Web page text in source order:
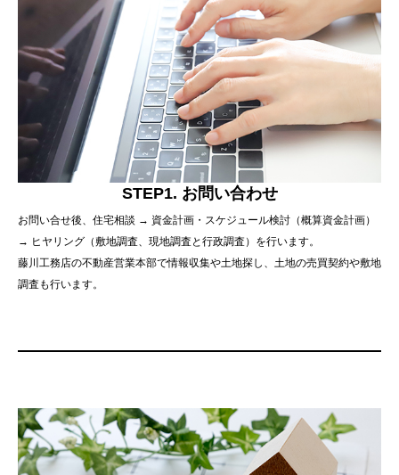
STEP1. お問い合わせ
お問い合せ後、住宅相談 → 資金計画・スケジュール検討（概算資金計画）
→ ヒヤリング（敷地調査、現地調査と行政調査）を行います。
藤川工務店の不動産営業本部で情報収集や土地探し、土地の売買契約や敷地
調査も行います。